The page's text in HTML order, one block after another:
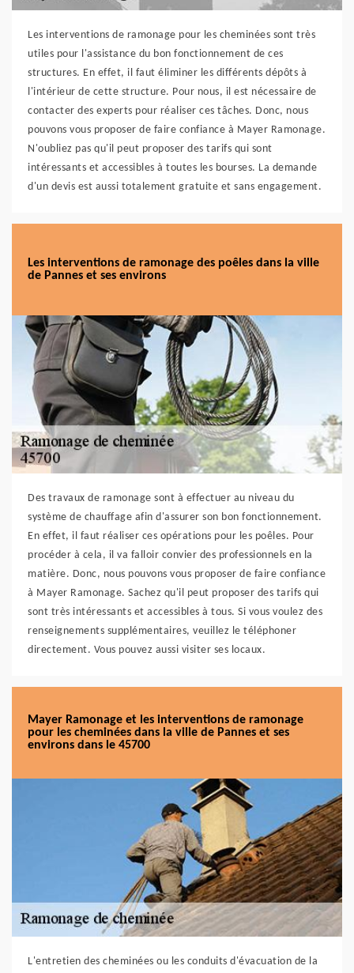
Les interventions de ramonage pour les cheminées sont très
utiles pour l'assistance du bon fonctionnement de ces
structures. En effet, il faut éliminer les différents dépôts à
l'intérieur de cette structure. Pour nous, il est nécessaire de
contacter des experts pour réaliser ces tâches. Donc, nous
pouvons vous proposer de faire confiance à Mayer Ramonage.
N'oubliez pas qu'il peut proposer des tarifs qui sont
intéressants et accessibles à toutes les bourses. La demande
d'un devis est aussi totalement gratuite et sans engagement.
Les interventions de ramonage des poêles dans la ville
de Pannes et ses environs
Des travaux de ramonage sont à effectuer au niveau du
système de chauffage afin d'assurer son bon fonctionnement.
En effet, il faut réaliser ces opérations pour les poêles. Pour
procéder à cela, il va falloir convier des professionnels en la
matière. Donc, nous pouvons vous proposer de faire confiance
à Mayer Ramonage. Sachez qu'il peut proposer des tarifs qui
sont très intéressants et accessibles à tous. Si vous voulez des
renseignements supplémentaires, veuillez le téléphoner
directement. Vous pouvez aussi visiter ses locaux.
Mayer Ramonage et les interventions de ramonage
pour les cheminées dans la ville de Pannes et ses
environs dans le 45700
L'entretien des cheminées ou les conduits d'évacuation de la